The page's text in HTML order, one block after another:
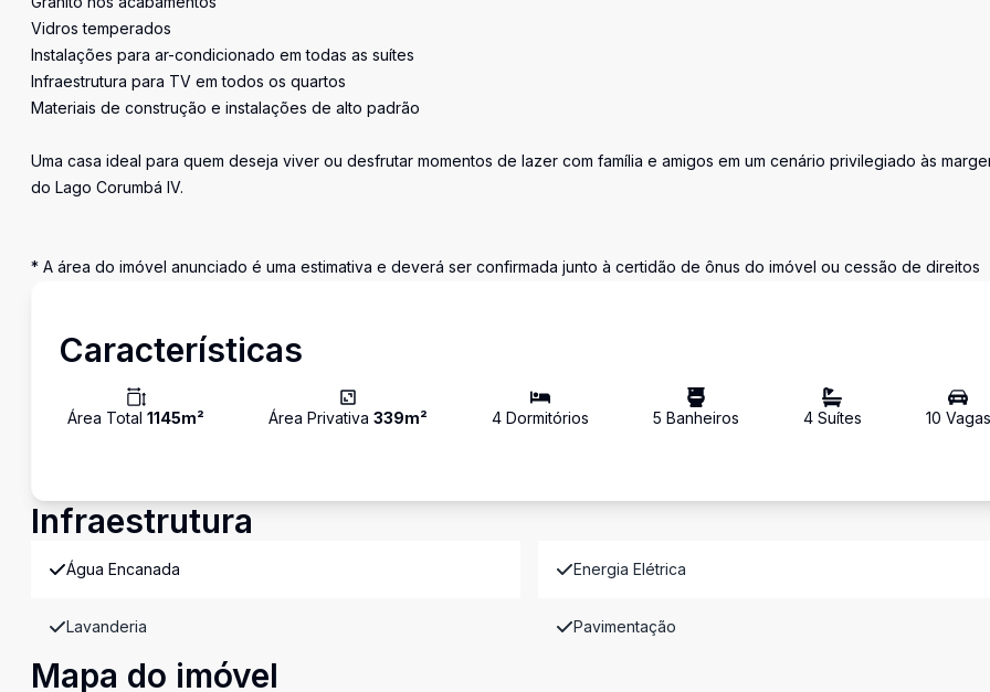
Vidros temperados
Instalações para ar-condicionado em todas as suítes
Infraestrutura para TV em todos os quartos
Materiais de construção e instalações de alto padrão
Uma casa ideal para quem deseja viver ou desfrutar momentos de lazer com família e amigos em um cenário privilegiado às
do Lago Corumbá IV.
* A área do imóvel anunciado é uma estimativa e deverá ser confirmada junto à certidão de ônus do imóvel ou cessão de direitos
Características
Área Total 1145m² Área Privativa 339m² 4Dormitórios 5 Banheiros 4Suítes 10 Vagas
Infraestrutura
Água Encanada Energia Elétrica
Lavanderia Pavimentação
Mapa do imóvel